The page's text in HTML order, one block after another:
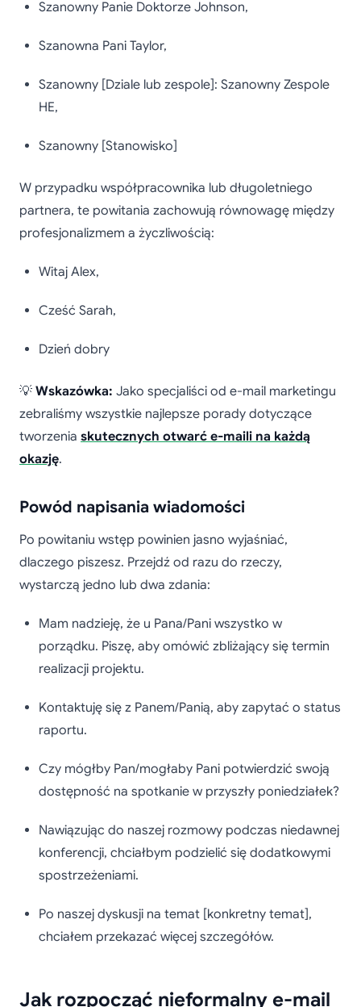
Szanowny Panie Doktorze Johnson,
Szanowna Pani Taylor,
Szanowny [Dziale lub zespole]: Szanowny Zespole
HE,
Szanowny [Stanowisko]
W przypadku współpracownika lub długoletniego
partnera, te powitania zachowują równowagę między
profesjonalizmem a życzliwością:
Witaj Alex,
Cześć Sarah,
Dzień dobry
💡 Wskazówka: Jako specjaliści od e-mail marketingu
zebraliśmy wszystkie najlepsze porady dotyczące
tworzenia skutecznych otwarć e-maili na każdą
okazję.
Powód napisania wiadomości
Po powitaniu wstęp powinien jasno wyjaśniać,
dlaczego piszesz. Przejdź od razu do rzeczy,
wystarczą jedno lub dwa zdania:
Mam nadzieję, że u Pana/Pani wszystko w
porządku. Piszę, aby omówić zbliżający się termin
realizacji projektu.
Kontaktuję się z Panem/Panią, aby zapytać o status
raportu.
Czy mógłby Pan/mogłaby Pani potwierdzić swoją
dostępność na spotkanie w przyszły poniedziałek?
Nawiązując do naszej rozmowy podczas niedawnej
konferencji, chciałbym podzielić się dodatkowymi
spostrzeżeniami.
Po naszej dyskusji na temat [konkretny temat],
chciałem przekazać więcej szczegółów.
Jak rozpocząć nieformalny e-mail